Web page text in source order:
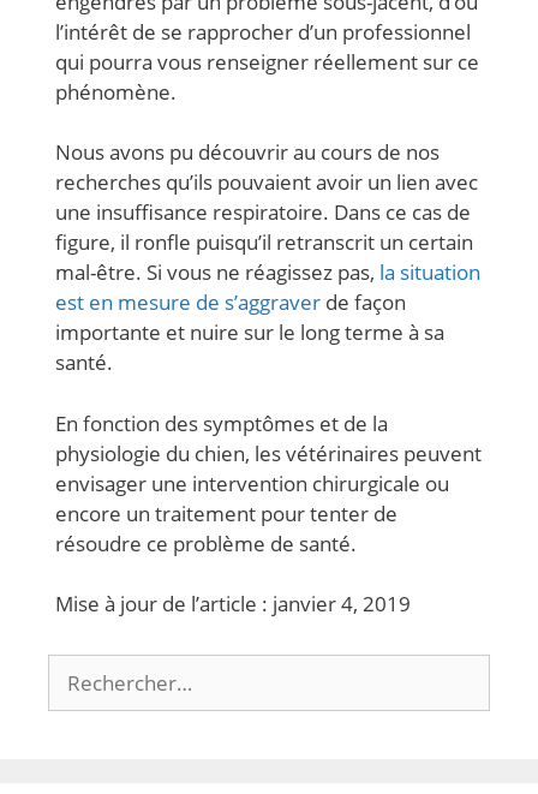
l’intérêt de se rapprocher d’un professionnel
qui pourra vous renseigner réellement sur ce
phénomène.
Nous avons pu découvrir au cours de nos
recherches qu’ils pouvaient avoir un lien avec
une insuffisance respiratoire. Dans ce cas de
figure, il ronfle puisqu’il retranscrit un certain
mal-être. Si vous ne réagissez pas, la situation
est en mesure de s’aggraver de façon
importante et nuire sur le long terme à sa
santé.
En fonction des symptômes et de la
physiologie du chien, les vétérinaires peuvent
envisager une intervention chirurgicale ou
encore un traitement pour tenter de
résoudre ce problème de santé.
Mise à jour de l’article : janvier 4, 2019
Rechercher :